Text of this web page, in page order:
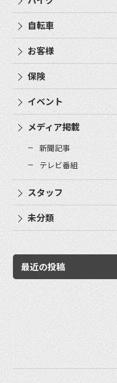
自転車
お客様
保険
イベント
メディア掲載
新聞記事
テレビ番組
スタッフ
未分類
最近の投稿